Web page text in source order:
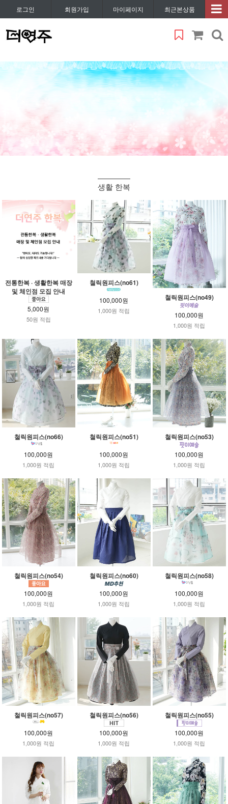
로그인 회원가입 마이페이지 최근본상품
생활 한복
전통한복 · 생활한복 매장
및 체인점 모집 안내
5,000원
50원 적립
철릭원피스(no61)
100,000원
1,000원 적립
철릭원피스(no49)
100,000원
1,000원 적립
철릭원피스(no66)
100,000원
1,000원 적립
철릭원피스(no51)
100,000원
1,000원 적립
철릭원피스(no53)
100,000원
1,000원 적립
철릭원피스(no54)
100,000원
1,000원 적립
철릭원피스(no60)
100,000원
1,000원 적립
철릭원피스(no58)
100,000원
1,000원 적립
철릭원피스(no57)
100,000원
1,000원 적립
철릭원피스(no56)
100,000원
1,000원 적립
철릭원피스(no55)
100,000원
1,000원 적립